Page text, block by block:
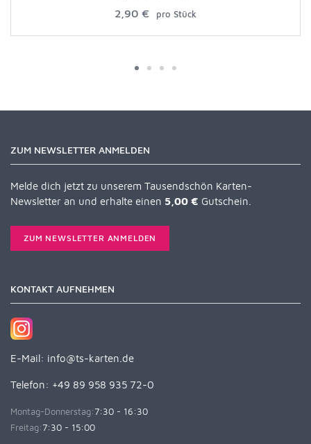
2,90 € pro Stück
ZUM NEWSLETTER ANMELDEN
Melde dich jetzt zu unserem Tausendschön Karten-
Newsletter an und erhalte einen 5,00 € Gutschein.
ZUM NEWSLETTER ANMELDEN
KONTAKT AUFNEHMEN
E-Mail: info@ts-karten.de
Telefon: +49 89 958 935 72-0
Montag-Donnerstag:7:30 - 16:30
Freitag:7:30 - 15:00